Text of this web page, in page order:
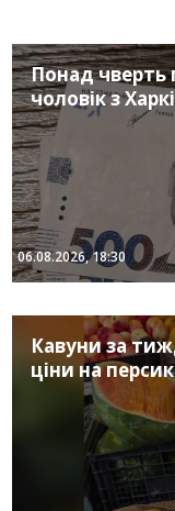
Понад чверть
чоловік з
06.08.2026, 18:30
Кавуни за
ціни на